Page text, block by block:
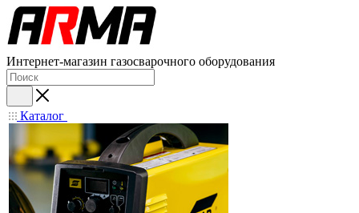
Интернет-магазин газосварочного оборудования
Каталог